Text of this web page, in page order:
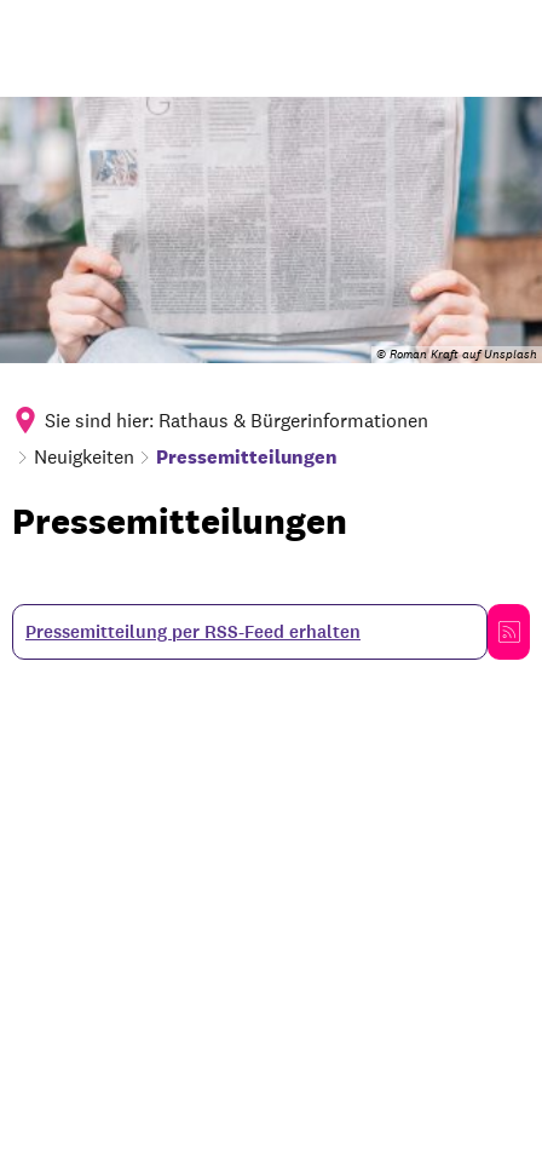
© Roman Kraft auf Unsplash
Sie sind hier: Rathaus & Bürgerinformationen
Neuigkeiten
Pressemitteilungen
Pressemitteilungen
Pressemitteilungen
Pressemitteilung per RSS-Feed erhalten